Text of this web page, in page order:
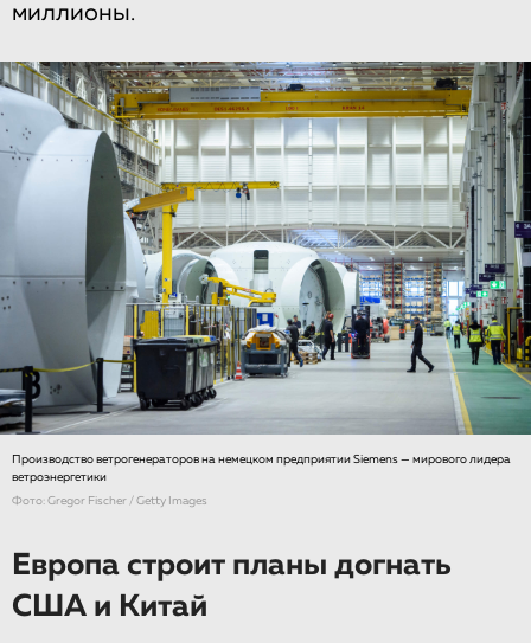
миллионы.
Производство ветрогенераторов на немецком предприятии Siemens — мирового лидера
ветроэнергетики
Фото: Gregor Fischer / Getty Images
Европа строит планы догнать
США и Китай